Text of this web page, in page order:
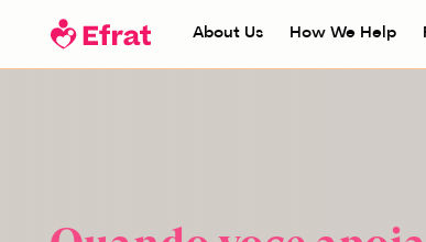
About Us How We Help